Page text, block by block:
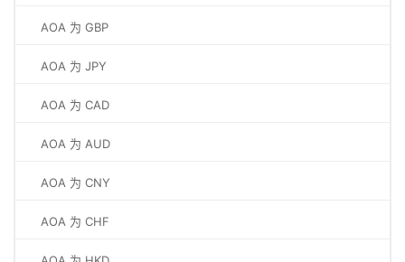
AOA 为 GBP
AOA 为 JPY
AOA 为 CAD
AOA 为 AUD
AOA 为 CNY
AOA 为 CHF